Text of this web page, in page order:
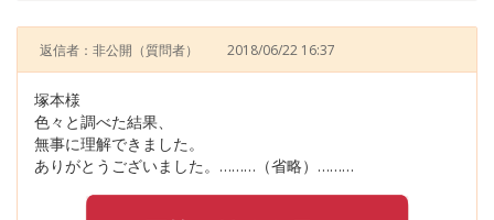
返信者：非公開 （質問者） 2018/06/22 16:37
塚本様
色々と調べた結果、
無事に理解できました。
ありがとうございました。………（省略）………